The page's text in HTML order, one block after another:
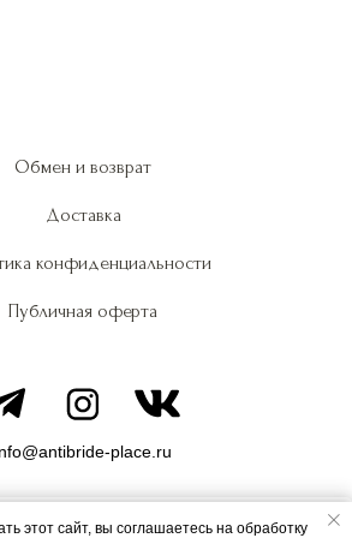
Обмен и возврат
Доставка
конфиденциальности
Публичная оферта
place.ru
этот сайт, вы соглашаетесь на обработку